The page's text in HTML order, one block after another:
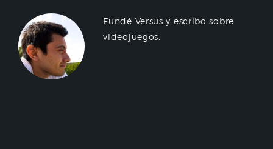
Fundé Versus y escribo sobre
videojuegos.